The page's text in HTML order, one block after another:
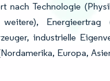
Technologie
weitere),
industrielle
Europa,